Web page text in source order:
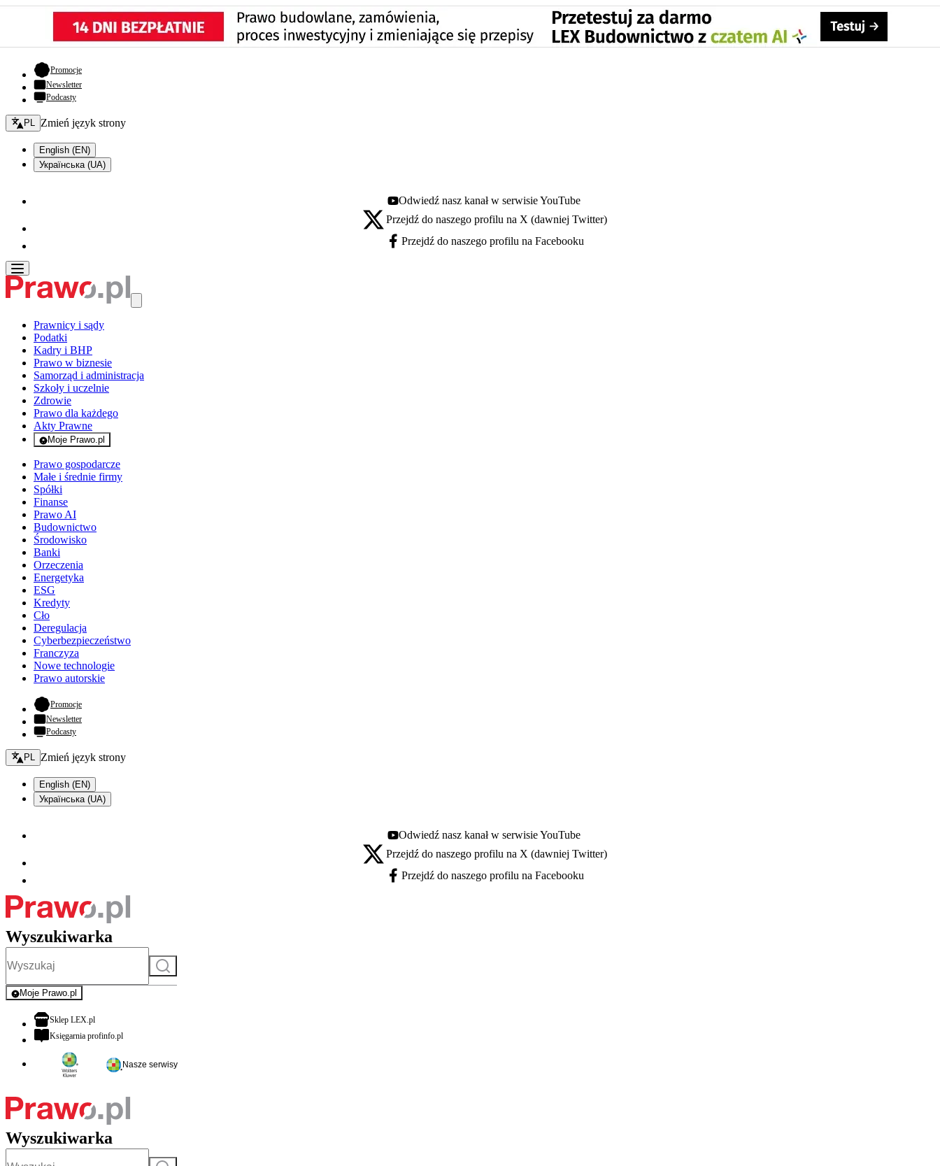
Promocje- otwiera się w nowej karcie
Newsletter
Podcasty
Zmień język - bieżący:
PL Zmień język strony
English (EN)
Українська (UA)
Youtube - otwiera się w nowej karcie
Odwiedź nasz kanał w serwisie YouTube
X - otwiera się w nowej karcie
Przejdź do naszego profilu na X (dawniej Twitter)
Facebook - otwiera się w nowej karcie
Przejdź do naszego profilu na Facebooku
Prawnicy i sądy
Podatki
Kadry i BHP
Prawo w biznesie
Samorząd i administracja
Szkoły i uczelnie
Zdrowie
Prawo dla każdego
Akty Prawne
Moje Prawo.pl
- rejestracja i logowanie do serwisu
Prawo gospodarcze
Małe i średnie firmy
Spółki
Finanse
Prawo AI
Budownictwo
Środowisko
Banki
Orzeczenia
Energetyka
ESG
Kredyty
Cło
Deregulacja
Cyberbezpieczeństwo
Franczyza
Nowe technologie
Prawo autorskie
Promocje- otwiera się w nowej karcie
Newsletter
Podcasty
Zmień język - bieżący:
PL Zmień język strony
English (EN)
Українська (UA)
Youtube - otwiera się w nowej karcie
Odwiedź nasz kanał w serwisie YouTube
X - otwiera się w nowej karcie
Przejdź do naszego profilu na X (dawniej Twitter)
Facebook - otwiera się w nowej karcie
Przejdź do naszego profilu na Facebooku
Wyszukiwarka
Szukaj
Moje Prawo.pl
- rejestracja i logowanie do serwisu
Sklep LEX.plotwiera się w nowej karcie
Księgarnia profinfo.plotwiera się w nowej karcie
Nasze serwisy
Wyszukiwarka
Szukaj